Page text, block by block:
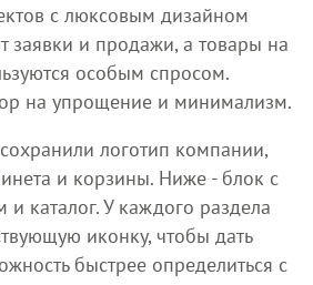
с люксовым дизайном
заявки и продажи, а товары на
особым спросом.
на упрощение и минимализм.
логотип компании,
и корзины. Ниже - блок с
каталог. У каждого раздела
иконку, чтобы дать
быстрее определиться с